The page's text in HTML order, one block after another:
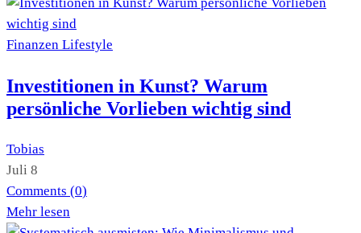
Finanzen Lifestyle
Investitionen in Kunst? Warum
persönliche Vorlieben wichtig sind
Tobias
Juli 8
Comments (0)
Mehr lesen